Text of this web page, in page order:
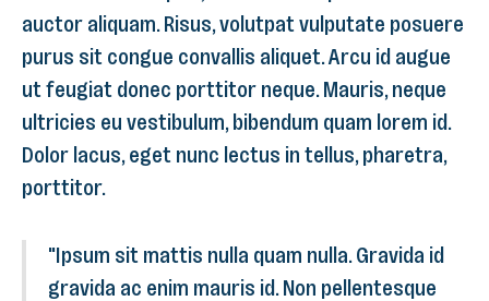
auctor aliquam. Risus, volutpat vulputate posuere
purus sit congue convallis aliquet. Arcu id augue
ut feugiat donec porttitor neque. Mauris, neque
ultricies eu vestibulum, bibendum quam lorem id.
Dolor lacus, eget nunc lectus in tellus, pharetra,
porttitor.
"Ipsum sit mattis nulla quam nulla. Gravida id
gravida ac enim mauris id. Non pellentesque